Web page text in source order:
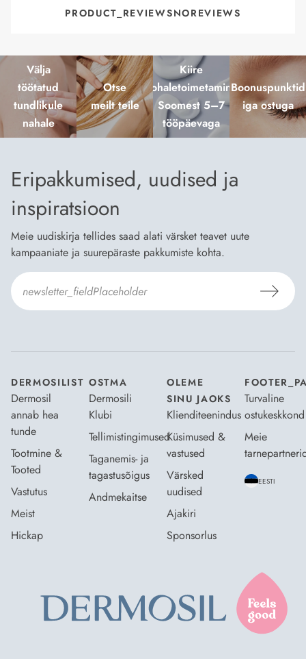
PRODUCT_REVIEWSNOREVIEWS
Välja
töötatud
tundlikule
nahale
Otse
meilt teile
Kiire
kohaletoimetamine
Soomest 5–7
tööpäevaga
Boonuspunktid
iga ostuga
Eripakkumised, uudised ja
inspiratsioon
Meie uudiskirja tellides saad alati värsket teavet uute
kampaaniate ja suurepäraste pakkumiste kohta.
DERMOSILIST
Dermosil
annab hea
tunde
Tootmine &
Tooted
Vastutus
Meist
Hickap
OSTMA
Dermosili
Klubi
Tellimistingimused
Taganemis- ja
tagastusõigus
Andmekaitse
OLEME
SINU JAOKS
Klienditeenindus
Küsimused &
vastused
Värsked
uudised
Ajakiri
Sponsorlus
Turvaline
ostukeskkond
Meie
EESTI